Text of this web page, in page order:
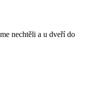
nechtěli a u dveří do